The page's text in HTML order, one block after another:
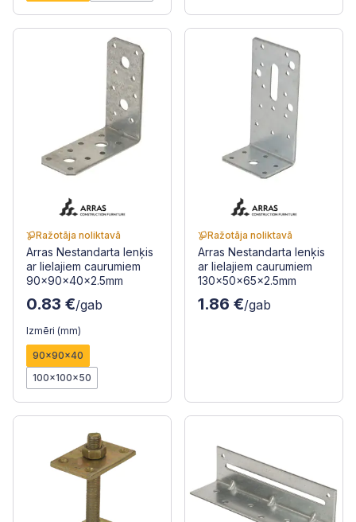
Ražotāja noliktavā
Arras Nestandarta lenķis
ar lielajiem caurumiem
90x90x40x2.5mm
0.83 €/gab
Izmēri (mm)
90x90x40
100x100x50
Ražotāja noliktavā
Arras Nestandarta lenķis
ar lielajiem caurumiem
130x50x65x2.5mm
1.86 €/gab